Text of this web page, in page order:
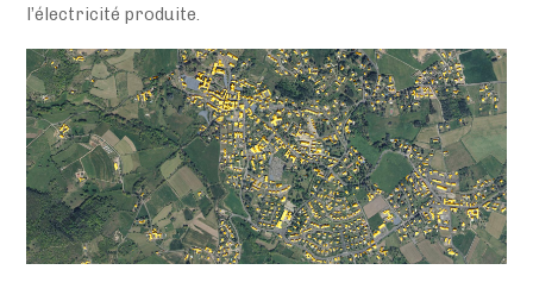
l’électricité produite.